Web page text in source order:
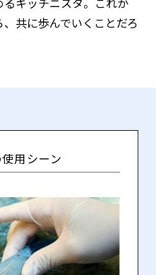
共に歩んでいくことだろ
用シーン